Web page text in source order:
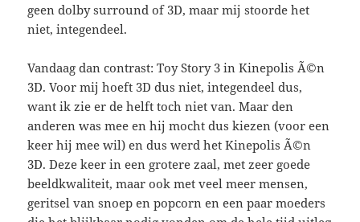
geen dolby surround of 3D, maar mij stoorde het
niet, integendeel.
Vandaag dan contrast: Toy Story 3 in Kinepolis Ã©n
3D. Voor mij hoeft 3D dus niet, integendeel dus,
want ik zie er de helft toch niet van. Maar den
anderen was mee en hij mocht dus kiezen (voor een
keer hij mee wil) en dus werd het Kinepolis Ã©n
3D. Deze keer in een grotere zaal, met zeer goede
beeldkwaliteit, maar ook met veel meer mensen,
geritsel van snoep en popcorn en een paar moeders